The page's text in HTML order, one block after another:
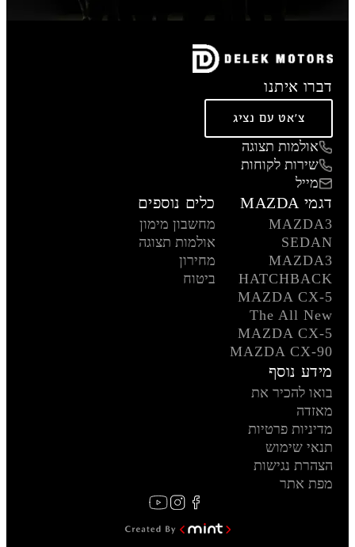
דברו איתנו
צ'אט עם נציג
אולמות תצוגה
שירות לקוחות
מייל
דגמי MAZDA
MAZDA3
SEDAN
MAZDA3
HATCHBACK
MAZDA CX-5
The All New
MAZDA CX-5
MAZDA CX-90
כלים נוספים
מחשבון מימון
אולמות תצוגה
מחירון
ביטוח
מידע נוסף
בואו להכיר את
מאזדה
מדיניות פרטיות
תנאי שימוש
הצהרת נגישות
מפת אתר